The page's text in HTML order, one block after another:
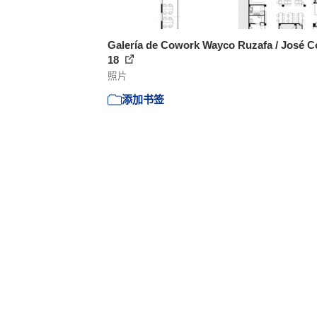
Galería de Cowork Wayco Ruzafa / José
18
照片
添加书签